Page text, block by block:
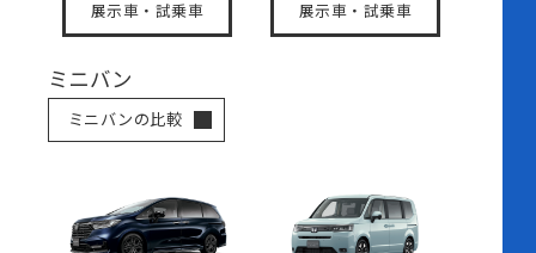
展示車・試乗車 展示車・試乗車
ミニバン
ミニバンの比較